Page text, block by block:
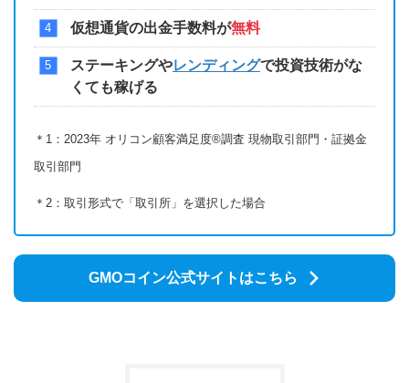
仮想通貨の出金手数料が無料
ステーキングやレンディングで投資技術がな
くても稼げる
＊1：2023年 オリコン顧客満足度®調査 現物取引部門・証拠金
取引部門
＊2：取引形式で「取引所」を選択した場合
GMOコイン公式サイトはこちら